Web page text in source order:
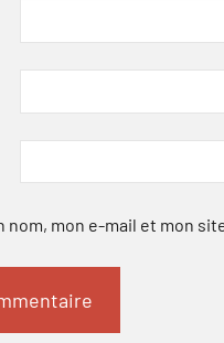
mon e-mail et mon